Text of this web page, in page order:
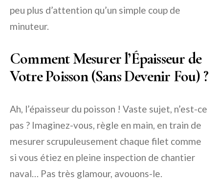
peu plus d’attention qu’un simple coup de
minuteur.
Comment Mesurer l’Épaisseur de
Votre Poisson (Sans Devenir Fou) ?
Ah, l’épaisseur du poisson ! Vaste sujet, n’est-ce
pas ? Imaginez-vous, règle en main, en train de
mesurer scrupuleusement chaque filet comme
si vous étiez en pleine inspection de chantier
naval… Pas très glamour, avouons-le.